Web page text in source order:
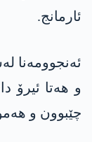
ئارمانج.
ئەنجوومەنا
و ھەتا ئیرۆ
چێبوون و